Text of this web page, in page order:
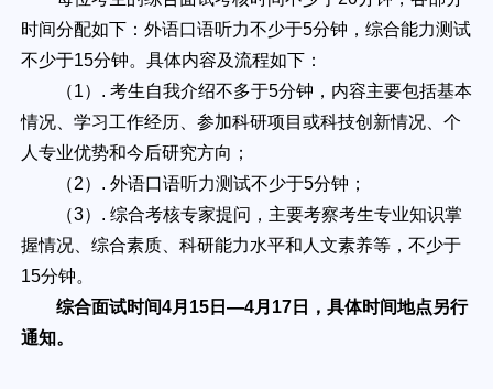
时间分配如下：外语口语听力不少于5分钟，综合能力测试
不少于15分钟。具体内容及流程如下：
（1）. 考生自我介绍不多于5分钟，内容主要包括基本
情况、学习工作经历、参加科研项目或科技创新情况、个
人专业优势和今后研究方向；
（2）. 外语口语听力测试不少于5分钟；
（3）. 综合考核专家提问，主要考察考生专业知识掌
握情况、综合素质、科研能力水平和人文素养等，不少于
15分钟。
综合面试时间4月15日—4月17日，具体时间地点另行
通知。